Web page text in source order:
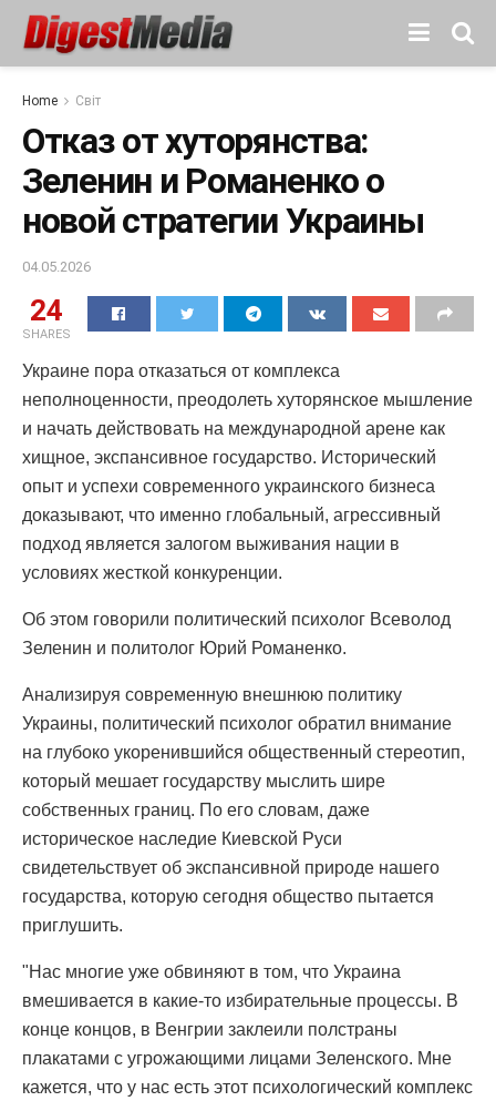
Home Світ
Отказ от хуторянства:
Зеленин и Романенко о
новой стратегии Украины
04.05.2026
24
SHARES
Украине пора отказаться от комплекса
неполноценности, преодолеть хуторянское мышление
и начать действовать на международной арене как
хищное, экспансивное государство. Исторический
опыт и успехи современного украинского бизнеса
доказывают, что именно глобальный, агрессивный
подход является залогом выживания нации в
условиях жесткой конкуренции.
Об этом говорили политический психолог Всеволод
Зеленин и политолог Юрий Романенко.
Анализируя современную внешнюю политику
Украины, политический психолог обратил внимание
на глубоко укоренившийся общественный стереотип,
который мешает государству мыслить шире
собственных границ. По его словам, даже
историческое наследие Киевской Руси
свидетельствует об экспансивной природе нашего
государства, которую сегодня общество пытается
приглушить.
"Нас многие уже обвиняют в том, что Украина
вмешивается в какие-то избирательные процессы. В
конце концов, в Венгрии заклеили полстраны
плакатами с угрожающими лицами Зеленского. Мне
кажется, что у нас есть этот психологический комплекс